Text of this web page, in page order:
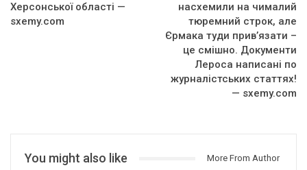
Херсонської області —
sxemy.com
насхемили на чималий
тюремний строк, але
Єрмака туди прив’язати –
це смішно. Документи
Лероса написані по
журналістських статтях!
— sxemy.com
You might also like More From Author